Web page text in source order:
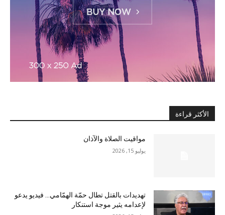
الأكثر قراءة
مواقيت الصلاة والآذان
يوليو 15, 2026
تهديدات بالقتل تطال حمّة الهمّامي… فيديو يدعو
لإعدامه يثير موجة استنكار